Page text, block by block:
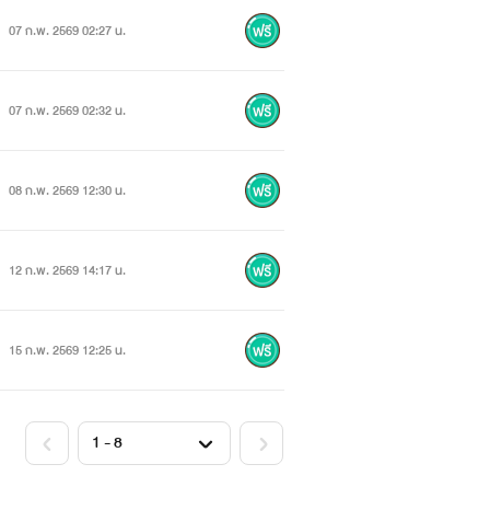
07 ก.พ. 2569 02:27 น.
07 ก.พ. 2569 02:32 น.
08 ก.พ. 2569 12:30 น.
12 ก.พ. 2569 14:17 น.
15 ก.พ. 2569 12:25 น.